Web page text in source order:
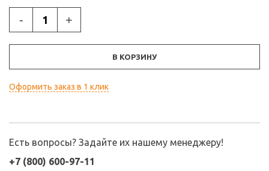
- +
В КОРЗИНУ
Оформить заказ в 1 клик
Есть вопросы? Задайте их нашему менеджеру!
+7 (800) 600-97-11